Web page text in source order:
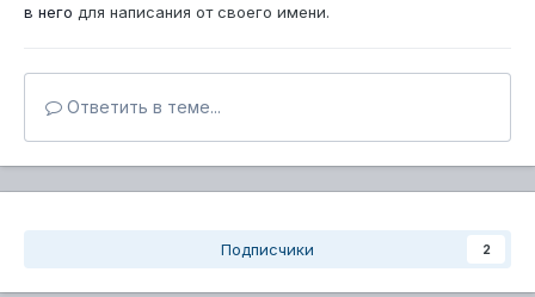
в него для написания от своего имени.
Ответить в теме...
Подписчики 2